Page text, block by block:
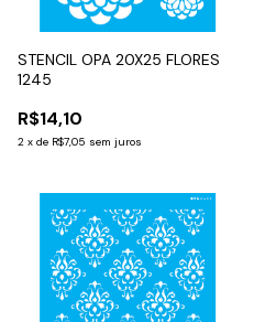
STENCIL OPA 20X25 FLORES
1245
R$14,10
2 x de R$7,05 sem juros